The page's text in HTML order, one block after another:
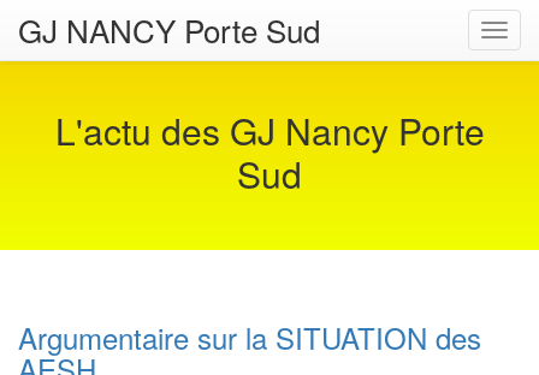
GJ NANCY Porte Sud
L'actu des GJ Nancy Porte
Sud
Argumentaire sur la SITUATION des